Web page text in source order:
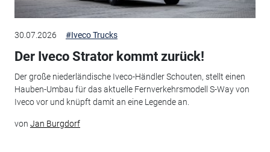
30.07.2026 #Iveco Trucks
Der Iveco Strator kommt zurück!
Der große niederländische Iveco-Händler Schouten, stellt einen
Hauben-Umbau für das aktuelle Fernverkehrsmodell S-Way von
Iveco vor und knüpft damit an eine Legende an.
von Jan Burgdorf